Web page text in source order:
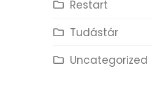
Restart
Tudástár
Uncategorized